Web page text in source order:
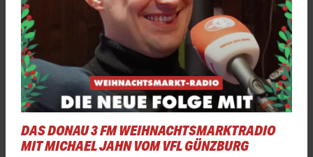
DAS DONAU 3 FM WEIHNACHTSMARKTRADIO
MIT MICHAEL JAHN VOM VFL GÜNZBURG